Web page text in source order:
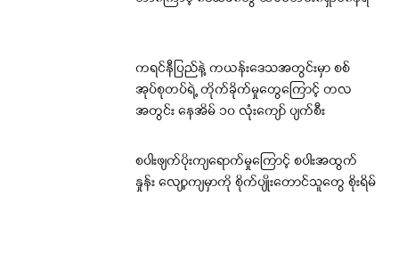
ကရင်နီပြည်နဲ့ ကယန်းဒေသအတွင်းမှာ စစ်
အုပ်စုတပ်ရဲ့ တိုက်ခိုက်မှုတွေကြောင့် တလ
အတွင်း နေအိမ် ၁၀ လုံးကျော် ပျက်စီး
စပါးဖျက်ပိုးကျရောက်မှုကြောင့် စပါးအထွက်
နှုန်း လျော့ကျမှာကို စိုက်ပျိုးတောင်သူတွေ စိုးရိမ်